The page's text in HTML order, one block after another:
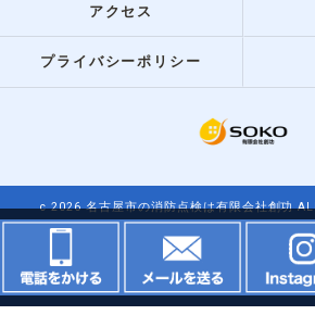
アクセス
プライバシーポリシー
c 2026 名古屋市の消防点検は有限会社創功